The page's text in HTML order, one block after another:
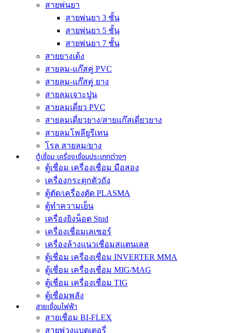
สายพ่นยา
สายพ่นยา 3 ชั้น
สายพ่นยา 5 ชั้น
สายพ่นยา 7 ชั้น
สายยางเด้ง
สายลม-แก๊สคู่ PVC
สายลม-แก๊สคู่ ยาง
สายลมเจาะปูน
สายลมเดี่ยว PVC
สายลมเดี่ยวยาง/สายแก๊สเดี่ยวยาง
สายลมโพลียูรีเทน
โรล สายลม/ยาง
ตู้เชื่อม เครื่องเชื่อมประเภทต่างๆ
ตู้เชื่อม เครื่องเชื่อม มือสอง
เครื่องกระตุกตัวถัง
ตู้ตัด/เครื่องตัด PLASMA
ตู้ทำความเย็น
เครื่องยิงน็อต Stud
เครื่องเชื่อมเลเซอร์
เครื่องล้างแนวเชื่อมสแตนเลส
ตู้เชื่อม เครื่องเชื่อม INVERTER MMA
ตู้เชื่อม เครื่องเชื่อม MIG/MAG
ตู้เชื่อม เครื่องเชื่อม TIG
ตู้เชื่อมพลัง
สายเชื่อมไฟฟ้า
สายเชื่อม BI-FLEX
สายพ่วงแบตเตอรี่